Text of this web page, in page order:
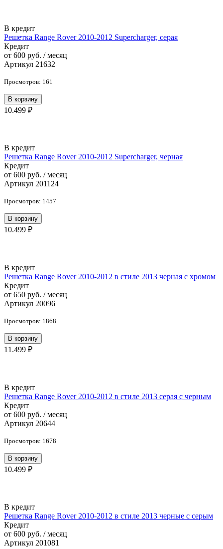
В кредит
Решетка Range Rover 2010-2012 Supercharger, серая
Кредит
от 600 руб. / месяц
Артикул 21632
Просмотров: 161
В корзину
10.499 ₽
В кредит
Решетка Range Rover 2010-2012 Supercharger, черная
Кредит
от 600 руб. / месяц
Артикул 201124
Просмотров: 1457
В корзину
10.499 ₽
В кредит
Решетка Range Rover 2010-2012 в стиле 2013 черная с хромом
Кредит
от 650 руб. / месяц
Артикул 20096
Просмотров: 1868
В корзину
11.499 ₽
В кредит
Решетка Range Rover 2010-2012 в стиле 2013 серая с черным
Кредит
от 600 руб. / месяц
Артикул 20644
Просмотров: 1678
В корзину
10.499 ₽
В кредит
Решетка Range Rover 2010-2012 в стиле 2013 черные с серым
Кредит
от 600 руб. / месяц
Артикул 201081